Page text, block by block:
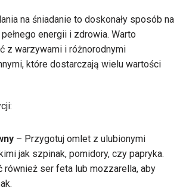
na śniadanie to doskonały sposób na
energii i zdrowia. Warto
z warzywami i różnorodnymi
które dostarczają wielu wartości
– Przygotuj omlet z ulubionymi
jak szpinak, pomidory, czy papryka.
również ser feta lub mozzarella, aby